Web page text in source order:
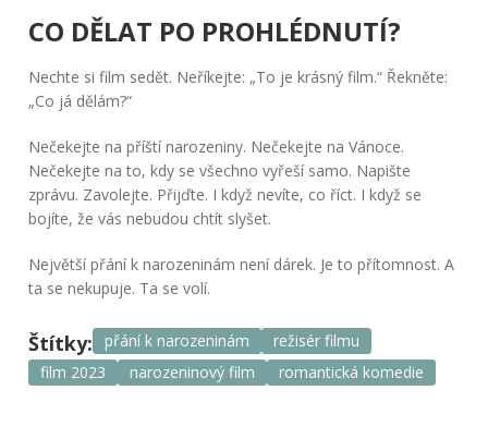
CO DĚLAT PO PROHLÉDNUTÍ?
Nechte si film sedět. Neříkejte: „To je krásný film.“ Řekněte:
„Co já dělám?“
Nečekejte na příští narozeniny. Nečekejte na Vánoce.
Nečekejte na to, kdy se všechno vyřeší samo. Napište
zprávu. Zavolejte. Přijďte. I když nevíte, co říct. I když se
bojíte, že vás nebudou chtít slyšet.
Největší přání k narozeninám není dárek. Je to přítomnost. A
ta se nekupuje. Ta se volí.
Štítky: přání k narozeninám
režisér filmu
film 2023
narozeninový film romantická komedie